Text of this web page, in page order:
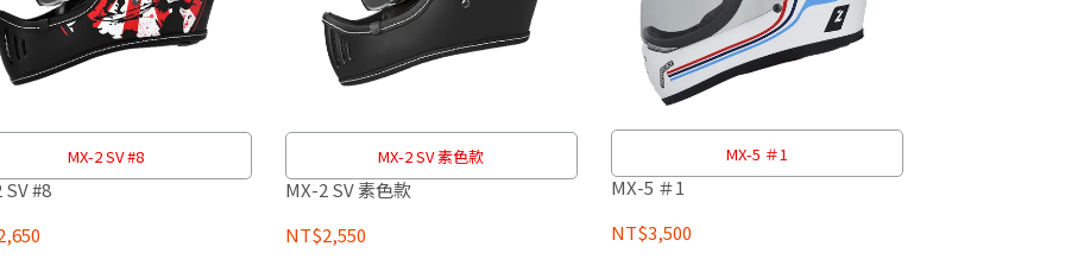
MX-2 SV #8
SV #8
MX-2 SV 素色款
MX-2 SV 素色款
NT$2,550
MX-5 ＃1
MX-5 ＃1
NT$3,500